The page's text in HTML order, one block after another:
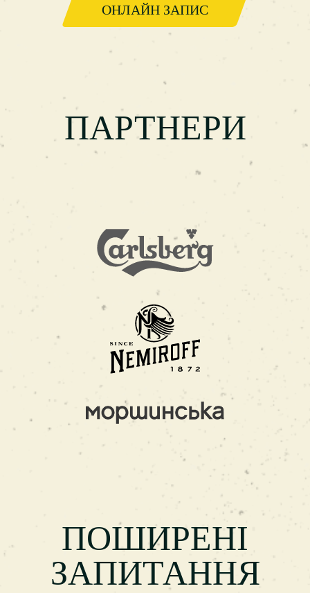
ОНЛАЙН ЗАПИС
ПАРТНЕРИ
ПОШИРЕНІ
ЗАПИТАННЯ